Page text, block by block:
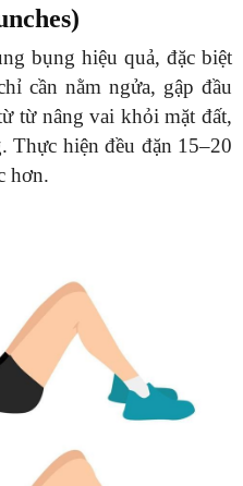
bụng hiệu quả, đặc biệt
cần nằm ngửa, gập đầu
từ nâng vai khỏi mặt đất,
Thực hiện đều đặn 15–20
hơn.